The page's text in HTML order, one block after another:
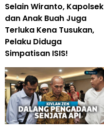
Selain Wiranto, Kapolsek
dan Anak Buah Juga
Terluka Kena Tusukan,
Pelaku Diduga
Simpatisan ISIS!